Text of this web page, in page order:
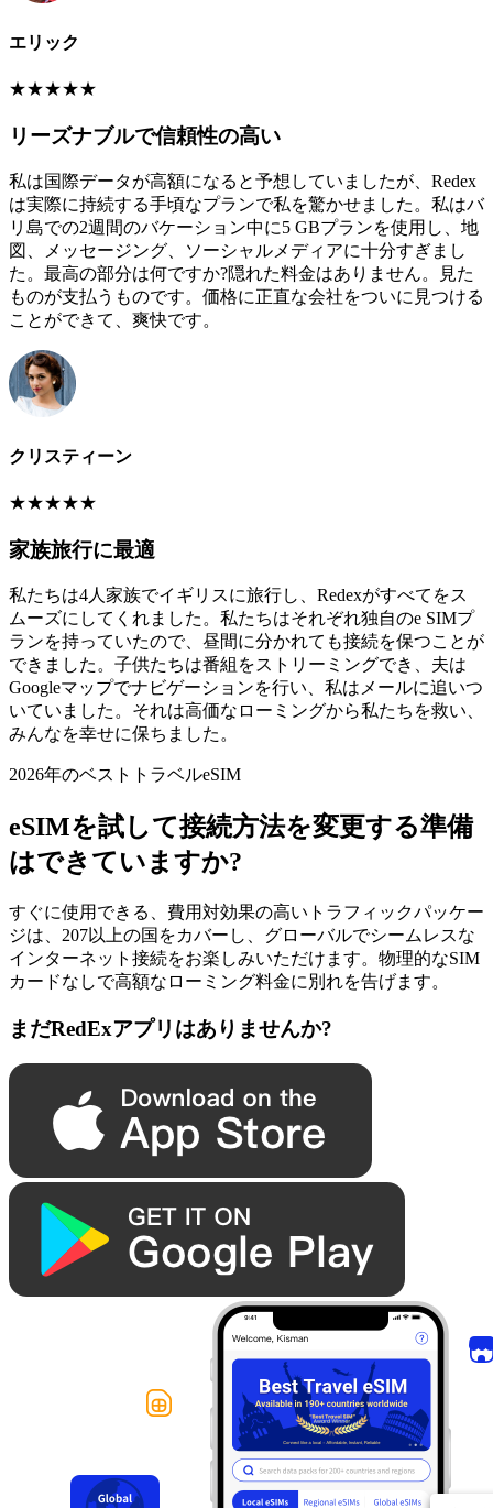
エリック
★★★★★
リーズナブルで信頼性の高い
私は国際データが高額になると予想していましたが、Redex
は実際に持続する手頃なプランで私を驚かせました。私はバ
リ島での2週間のバケーション中に5 GBプランを使用し、地
図、メッセージング、ソーシャルメディアに十分すぎまし
た。最高の部分は何ですか?隠れた料金はありません。見た
ものが支払うものです。価格に正直な会社をついに見つける
ことができて、爽快です。
クリスティーン
★★★★★
家族旅行に最適
私たちは4人家族でイギリスに旅行し、Redexがすべてをス
ムーズにしてくれました。私たちはそれぞれ独自のe SIMプ
ランを持っていたので、昼間に分かれても接続を保つことが
できました。子供たちは番組をストリーミングでき、夫は
Googleマップでナビゲーションを行い、私はメールに追いつ
いていました。それは高価なローミングから私たちを救い、
みんなを幸せに保ちました。
2026年のベストトラベルeSIM
eSIMを試して接続方法を変更する準備
はできていますか?
すぐに使用できる、費用対効果の高いトラフィックパッケー
ジは、207以上の国をカバーし、グローバルでシームレスな
インターネット接続をお楽しみいただけます。物理的なSIM
カードなしで高額なローミング料金に別れを告げます。
まだRedExアプリはありませんか?